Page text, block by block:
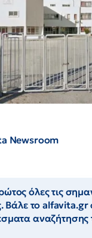
Newsroom
όλες τις
Βάλε το alfavita.gr
αναζήτησης